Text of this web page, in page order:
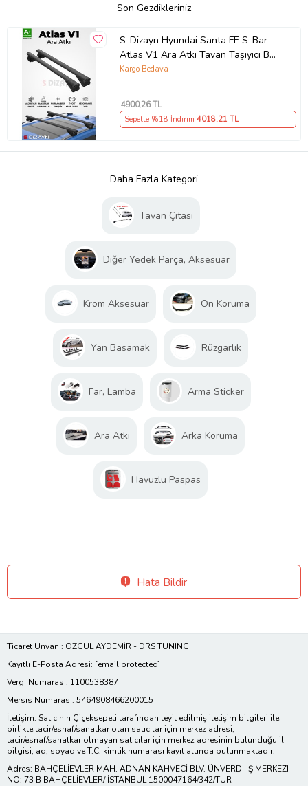
Son Gezdikleriniz
S-Dizayn Hyundai Santa FE S-Bar
Atlas V1 Ara Atkı Tavan Taşıyıcı Barı
Siyah 130 Cm 2006-2013 A+ Kalite
Kargo Bedava
4900,26 TL
Sepette %18 İndirim 4018,21 TL
Daha Fazla Kategori
Tavan Çıtası
Diğer Yedek Parça, Aksesuar
Krom Aksesuar Ön Koruma
Yan Basamak Rüzgarlık
Far, Lamba Arma Sticker
Ara Atkı Arka Koruma
Havuzlu Paspas
Hata Bildir
Ticaret Ünvanı: ÖZGÜL AYDEMİR - DRS TUNING
Kayıtlı E-Posta Adresi: [email protected]
Vergi Numarası: 1100538387
Mersis Numarası: 5464908466200015
İletişim: Satıcının Çiçeksepeti tarafından teyit edilmiş iletişim bilgileri ile
birlikte tacir/esnaf/sanatkar olan satıcılar için merkez adresi;
tacir/esnaf/sanatkar olmayan satıcılar için merkez adresinin bulunduğu il
bilgisi, ad, soyad ve T.C. kimlik numarası kayıt altında bulunmaktadır.
Adres: BAHÇELİEVLER MAH. ADNAN KAHVECİ BLV. ÜNVERDI IŞ MERKEZI
NO: 73 B BAHÇELİEVLER/ İSTANBUL 1500047164/342/TUR